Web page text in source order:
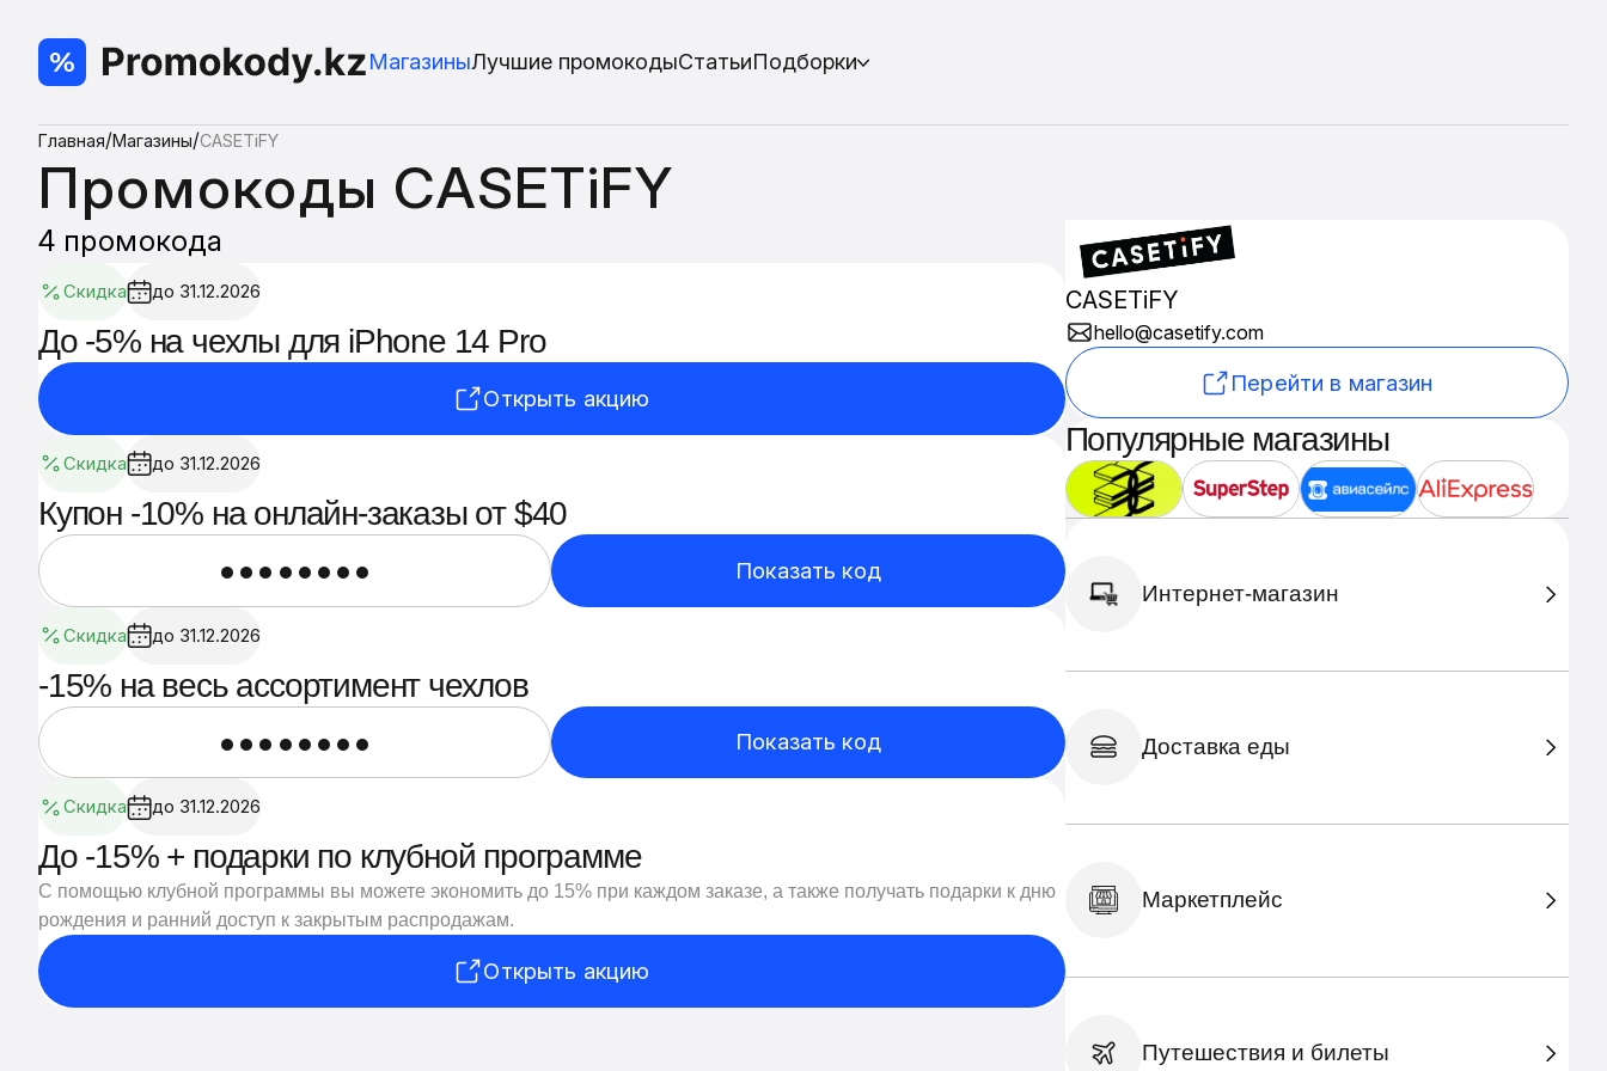
МагазиныЛучшие промокодыСтатьиПодборки
Главная/Магазины/CASETiFY
Промокоды CASETiFY
4 промокода
Скидка до 31.12.2026
До -5% на чехлы для iPhone 14 Pro
Открыть акцию
Скидка до 31.12.2026
Купон -10% на онлайн-заказы от $40
•••••••• Показать код
Скидка до 31.12.2026
-15% на весь ассортимент чехлов
•••••••• Показать код
Скидка до 31.12.2026
До -15% + подарки по клубной программе
С помощью клубной программы вы можете экономить до 15% при каждом заказе, а также получать подарки к дню
рождения и ранний доступ к закрытым распродажам.
Открыть акцию
CASETiFY
hello@casetify.com
Перейти в магазин
Популярные магазины
Интернет-магазин
Доставка еды
Маркетплейс
Путешествия и билеты